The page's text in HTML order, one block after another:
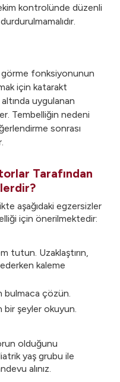
kontrolünde düzenli
görme fonksiyonunun
için katarakt
uygulanan
Tembelliğin nedeni
sonrası
Tarafından
aşağıdaki egzersizler
için önerilmektedir:
tutun. Uzaklaştırın,
kaleme
bulmaca çözün.
bir şeyler okuyun.
olduğunu
yaş grubu ile
alınız.